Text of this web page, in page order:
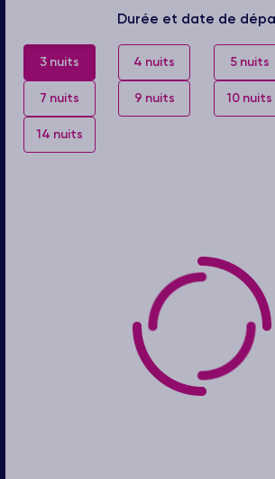
Durée et date de
3 nuits 4 nuits 5 nuits
7 nuits 9 nuits 10 nuits
14 nuits